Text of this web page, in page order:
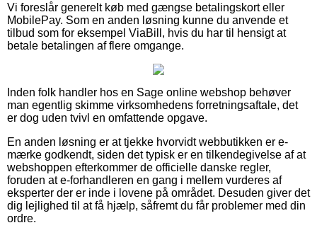
Vi foreslår generelt køb med gængse betalingskort eller
MobilePay. Som en anden løsning kunne du anvende et
tilbud som for eksempel ViaBill, hvis du har til hensigt at
betale betalingen af flere omgange.
Inden folk handler hos en Sage online webshop behøver
man egentlig skimme virksomhedens forretningsaftale, det
er dog uden tvivl en omfattende opgave.
En anden løsning er at tjekke hvorvidt webbutikken er e-
mærke godkendt, siden det typisk er en tilkendegivelse af at
webshoppen efterkommer de officielle danske regler,
foruden at e-forhandleren en gang i mellem vurderes af
eksperter der er inde i lovene på området. Desuden giver det
dig lejlighed til at få hjælp, såfremt du får problemer med din
ordre.